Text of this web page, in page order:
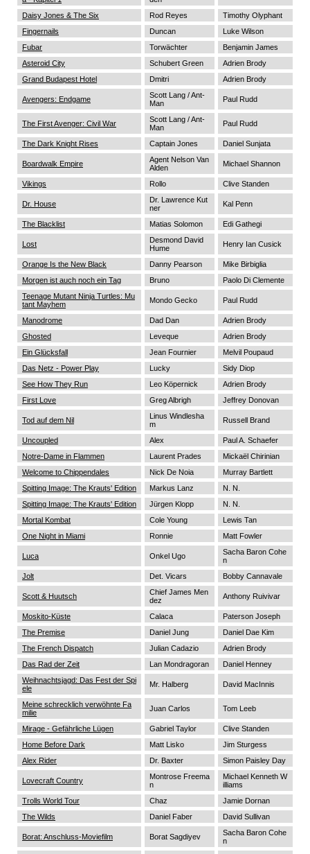
Daisy Jones & The Six Rod Reyes
Timothy Olyphant
Fingernails
Duncan
Luke Wilson
Fubar
Torwächter
Benjamin James
Asteroid City
Schubert Green
Adrien Brody
Grand Budapest Hotel
Dmitri Adrien Brody
Avengers: Endgame
Scott Lang / Ant-
Man
Paul Rudd
The First Avenger: Civil War
Scott Lang / Ant-
Man
Paul Rudd
The Dark Knight Rises Captain Jones Daniel Sunjata
Boardwalk Empire
Agent Nelson Van
Alden
Michael Shannon
Vikings Rollo Clive Standen
Dr. House
Dr. Lawrence Kut
ner
Kal Penn
The Blacklist Matias Solomon Edi Gathegi
Lost
Desmond David
Hume
Henry Ian Cusick
Orange Is the New Black Danny Pearson
Mike Birbiglia
Morgen ist auch noch ein Tag
Bruno
Paolo Di Clemente
Teenage Mutant Ninja Turtles: Mu
tant Mayhem
Mondo Gecko Paul Rudd
Manodrome Dad Dan
Adrien Brody
Ghosted
Leveque
Adrien Brody
Ein Glücksfall
Jean Fournier
Melvil Poupaud
Das Netz - Power Play
Lucky
Sidy Diop
See How They Run
Leo Köpernick
Adrien Brody
First Love
Greg Albrigh Jeffrey Donovan
Tod auf dem Nil
Linus Windlesha
m
Russell Brand
Uncoupled Alex
Paul A. Schaefer
Notre-Dame in Flammen
Laurent Prades
Mickaël Chirinian
Welcome to Chippendales
Nick De Noia
Murray Bartlett
Spitting Image: The Krauts' Edition
Markus Lanz
N. N.
Spitting Image: The Krauts' Edition
Jürgen Klopp
N. N.
Mortal Kombat
Cole Young
Lewis Tan
One Night in Miami
Ronnie Matt Fowler
Luca Onkel Ugo
Sacha Baron Cohe
n
Jolt
Det. Vicars Bobby Cannavale
Scott & Huutsch
Chief James Men
dez
Anthony Ruivivar
Moskito-Küste Calaca
Paterson Joseph
The Premise
Daniel Jung
Daniel Dae Kim
The French Dispatch
Julian Cadazio
Adrien Brody
Das Rad der Zeit
Lan Mondragoran
Daniel Henney
Weihnachtsjagd: Das Fest der Spi
ele
Mr. Halberg David MacInnis
Meine schrecklich verwöhnte Fa
milie
Juan Carlos Tom Leeb
Mirage - Gefährliche Lügen Gabriel Taylor
Clive Standen
Home Before Dark
Matt Lisko
Jim Sturgess
Alex Rider
Dr. Baxter Simon Paisley Day
Lovecraft Country
Montrose Freema
n
Michael Kenneth W
illiams
Trolls World Tour
Chaz
Jamie Dornan
The Wilds
Daniel Faber David Sullivan
Borat: Anschluss-Moviefilm Borat Sagdiyev
Sacha Baron Cohe
n